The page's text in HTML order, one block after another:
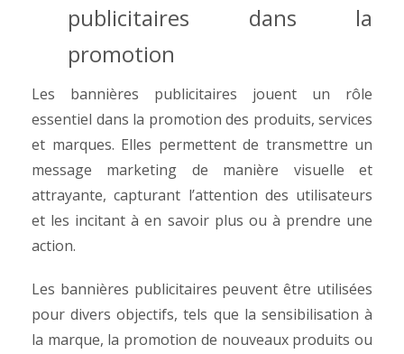
publicitaires dans la
promotion
Les bannières publicitaires jouent un rôle
essentiel dans la promotion des produits, services
et marques. Elles permettent de transmettre un
message marketing de manière visuelle et
attrayante, capturant l’attention des utilisateurs
et les incitant à en savoir plus ou à prendre une
action.
Les bannières publicitaires peuvent être utilisées
pour divers objectifs, tels que la sensibilisation à
la marque, la promotion de nouveaux produits ou